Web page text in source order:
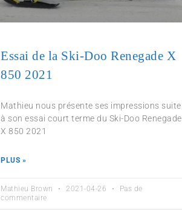
Essai de la Ski-Doo Renegade X
850 2021
Mathieu nous présente ses impressions suite
à son essai court terme du Ski-Doo Renegade
X 850 2021
PLUS »
Mathieu Brown 2021-04-26
Pas de
commentaire